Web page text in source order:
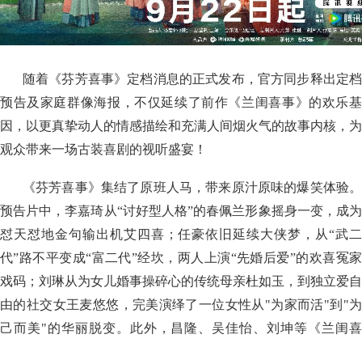
随着《芬芳喜事》定档消息的正式发布，官方同步释出定档
预告及家庭群像海报，不仅延续了前作《兰闺喜事》的欢乐基
因，以更真挚动人的情感描绘和充满人间烟火气的故事内核，为
观众带来一场古装喜剧的视听盛宴！
《芬芳喜事》集结了原班人马，带来原汁原味的爆笑体验。
预告片中，李嘉琦从“讨好型人格”的春佩兰形象摇身一变，成为
怼天怼地金句输出机艾四喜；任豪依旧延续大侠梦，从“武二
代”路不平变成“富二代”经坎，两人上演“先婚后爱”的欢喜冤家
戏码；刘琳从为女儿婚事操碎心的传统母亲杜如玉，到独立爱自
由的社交女王麦悠悠，完美演绎了一位女性从"为家而活"到"为
己而美"的华丽脱变。此外，昌隆、吴佳怡、刘坤等《兰闺喜